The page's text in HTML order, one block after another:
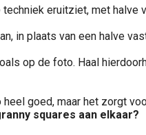
techniek eruitziet, met halve
in plaats van een halve
op de foto. Haal
goed, maar het zorgt
squares aan elkaar?